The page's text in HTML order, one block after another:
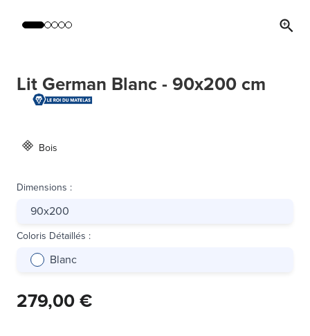
Lit German Blanc - 90x200 cm
Bois
Dimensions :
90x200
Coloris Détaillés :
Blanc
279,00 €